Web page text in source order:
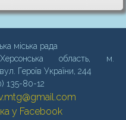
міська рада
область, м.
Героїв України, 244
135-80-12
у Facebook